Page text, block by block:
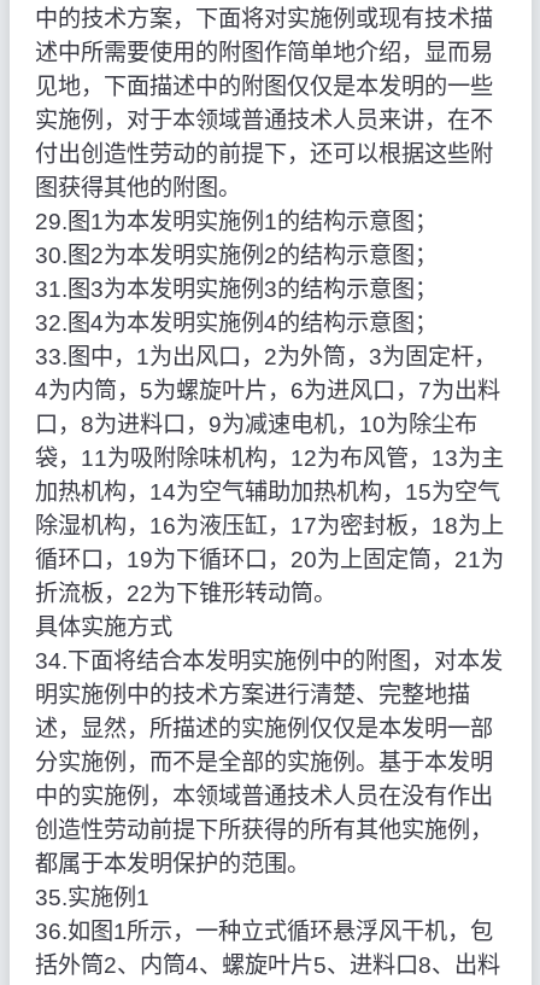
中的技术方案，下面将对实施例或现有技术描
述中所需要使用的附图作简单地介绍，显而易
见地，下面描述中的附图仅仅是本发明的一些
实施例，对于本领域普通技术人员来讲，在不
付出创造性劳动的前提下，还可以根据这些附
图获得其他的附图。
29.图1为本发明实施例1的结构示意图；
30.图2为本发明实施例2的结构示意图；
31.图3为本发明实施例3的结构示意图；
32.图4为本发明实施例4的结构示意图；
33.图中，1为出风口，2为外筒，3为固定杆，
4为内筒，5为螺旋叶片，6为进风口，7为出料
口，8为进料口，9为减速电机，10为除尘布
袋，11为吸附除味机构，12为布风管，13为主
加热机构，14为空气辅助加热机构，15为空气
除湿机构，16为液压缸，17为密封板，18为上
循环口，19为下循环口，20为上固定筒，21为
折流板，22为下锥形转动筒。
具体实施方式
34.下面将结合本发明实施例中的附图，对本发
明实施例中的技术方案进行清楚、完整地描
述，显然，所描述的实施例仅仅是本发明一部
分实施例，而不是全部的实施例。基于本发明
中的实施例，本领域普通技术人员在没有作出
创造性劳动前提下所获得的所有其他实施例，
都属于本发明保护的范围。
35.实施例1
36.如图1所示，一种立式循环悬浮风干机，包
括外筒2、内筒4、螺旋叶片5、进料口8、出料